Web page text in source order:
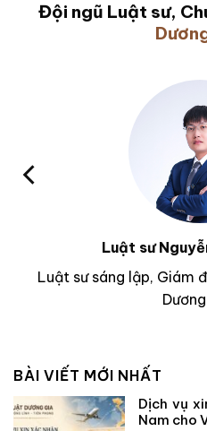
Đội ngũ Luật sư,
Luật sư
Luật sư sáng lập, Giám
BÀI VIẾT MỚI NHẤT
Dịch vụ
Nam cho